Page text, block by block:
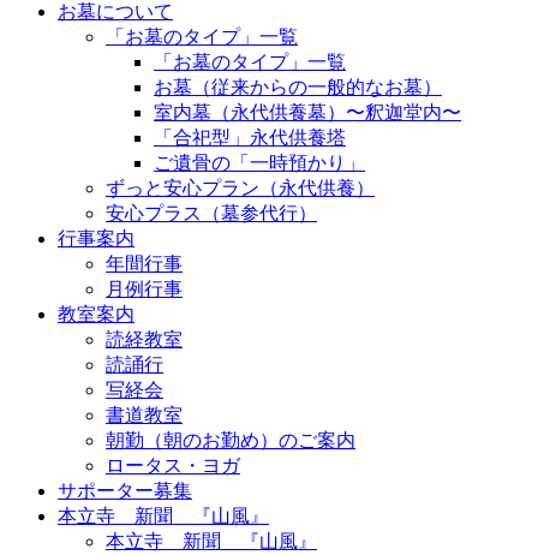
お墓について
「お墓のタイプ」一覧
「お墓のタイプ」一覧
お墓（従来からの一般的なお墓）
室内墓（永代供養墓）〜釈迦堂内〜
「合祀型」永代供養塔
ご遺骨の「一時預かり」
ずっと安心プラン（永代供養）
安心プラス（墓参代行）
行事案内
年間行事
月例行事
教室案内
読経教室
読誦行
写経会
書道教室
朝勤（朝のお勤め）のご案内
ロータス・ヨガ
サポーター募集
本立寺 新聞 『山風』
本立寺 新聞 『山風』